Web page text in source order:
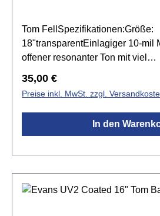
Tom FellSpezifikationen:Größe:
18"transparentEinlagiger 10-mil
offener resonanter Ton mit viel
mittellaute
Fusion, Blues, R&B, Country,
Musikfür Live und Studio
Regulärer Preis:
35,00 €
Preise inkl. MwSt. zzgl.
In den